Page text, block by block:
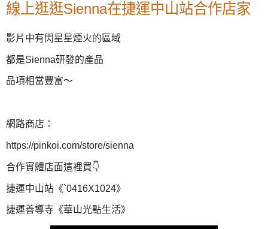
線上逛逛Sienna在捷運中山站合作店家
影片中有閃星星煙火的區域
都是Sienna研發的產品
品項相當豐富～
網路商店：
https://pinkoi.com/store/sienna
合作實體店面這裡買👇
捷運中山站《`0416X1024》
捷運善導寺《華山光點生活》